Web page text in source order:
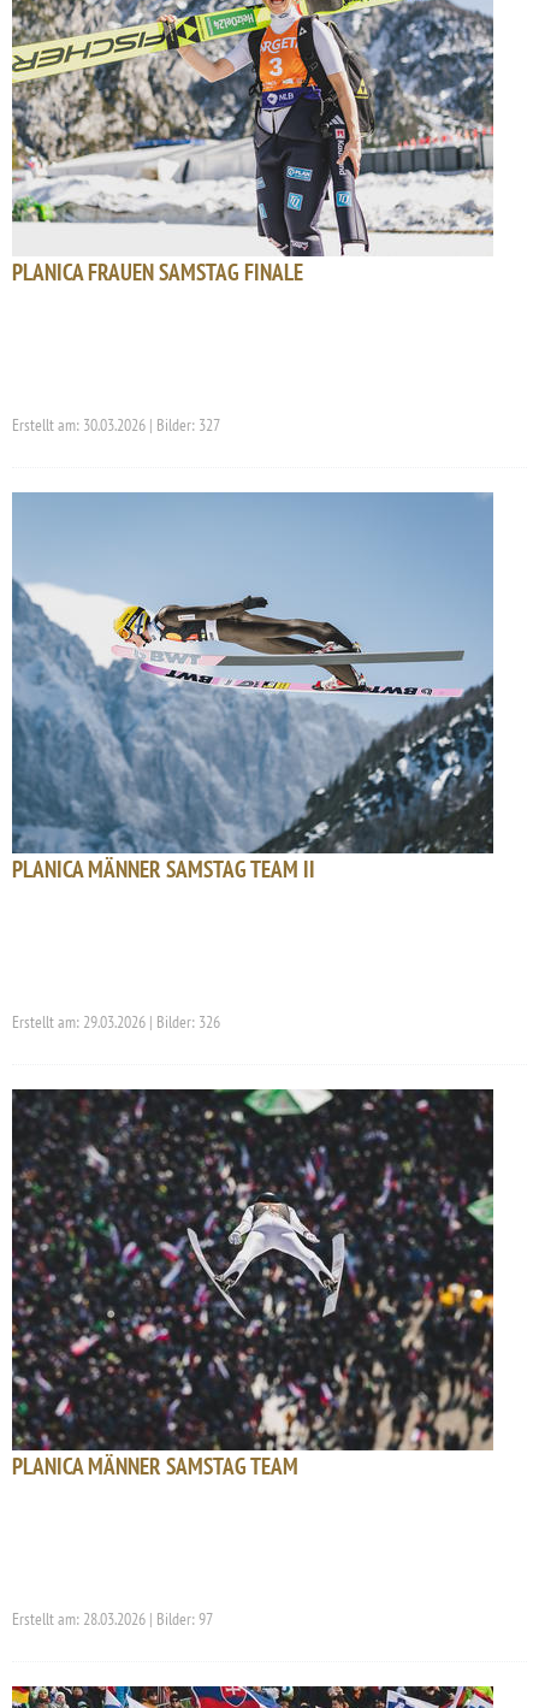
PLANICA FRAUEN SAMSTAG FINALE
Erstellt am: 30.03.2026 | Bilder: 327
PLANICA MÄNNER SAMSTAG TEAM II
Erstellt am: 29.03.2026 | Bilder: 326
PLANICA MÄNNER SAMSTAG TEAM
Erstellt am: 28.03.2026 | Bilder: 97